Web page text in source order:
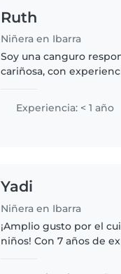
Ruth
Niñera en Ibarra
Soy una canguro
cariñosa, con
distintas edades. Me
dibujar, leerles y hacer
manualidades o
Experiencia: < 1 año
Yadi
Niñera en Ibarra
¡Amplio gusto por el
niños! Con 7 años de
preescolares y